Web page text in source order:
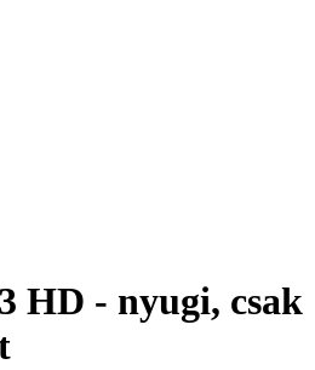
HD - nyugi, csak